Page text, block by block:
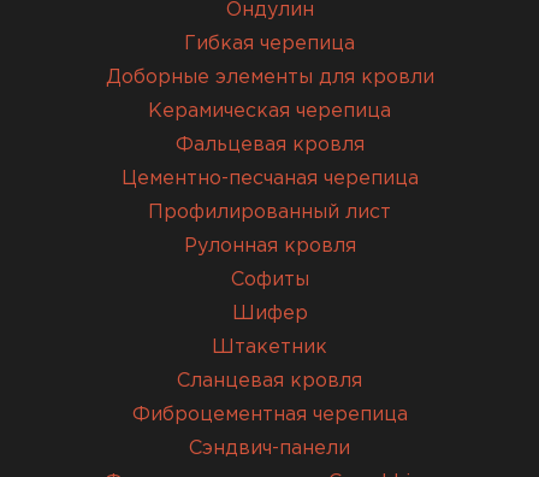
Ондулин
Гибкая черепица
Доборные элементы для кровли
Керамическая черепица
Фальцевая кровля
Цементно-песчаная черепица
Профилированный лист
Рулонная кровля
Софиты
Шифер
Штакетник
Сланцевая кровля
Фиброцементная черепица
Сэндвич-панели